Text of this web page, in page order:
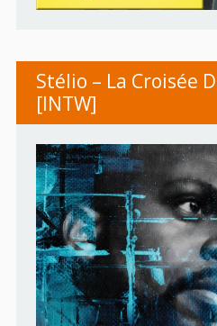
Stélio – La Croisée
[INTW]